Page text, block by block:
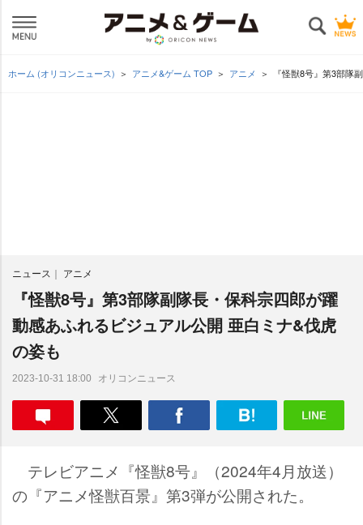
ホーム (オリコンニュース) アニメ&ゲーム TOP アニメ 『怪獣8号』第3部隊
ニュース アニメ
『怪獣8号』第3部隊副隊長・保科宗四郎が躍
動感あふれるビジュアル公開 亜白ミナ&伐虎
の姿も
2023-10-31 18:00 オリコンニュース
テレビアニメ『怪獣8号』（2024年4月放送）
の『アニメ怪獣百景』第3弾が公開された。